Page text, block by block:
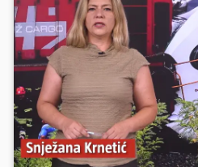
Pokretanje